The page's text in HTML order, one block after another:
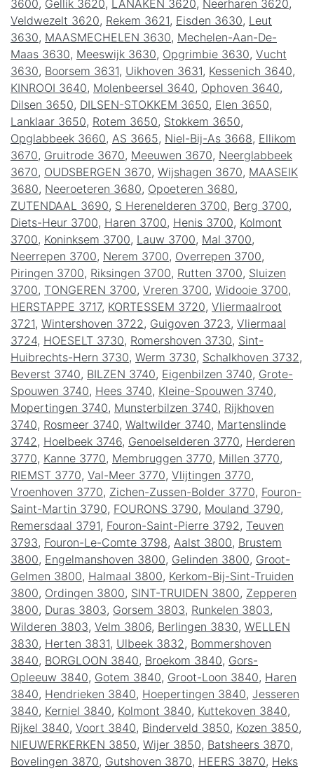
3600, Gellik 3620, LANAKEN 3620, Neerharen 3620,
Veldwezelt 3620, Rekem 3621, Eisden 3630, Leut
3630, MAASMECHELEN 3630, Mechelen-Aan-De-
Maas 3630, Meeswijk 3630, Opgrimbie 3630, Vucht
3630, Boorsem 3631, Uikhoven 3631, Kessenich 3640,
KINROOI 3640, Molenbeersel 3640, Ophoven 3640,
Dilsen 3650, DILSEN-STOKKEM 3650, Elen 3650,
Lanklaar 3650, Rotem 3650, Stokkem 3650,
Opglabbeek 3660, AS 3665, Niel-Bij-As 3668, Ellikom
3670, Gruitrode 3670, Meeuwen 3670, Neerglabbeek
3670, OUDSBERGEN 3670, Wijshagen 3670, MAASEIK
3680, Neeroeteren 3680, Opoeteren 3680,
ZUTENDAAL 3690, S Herenelderen 3700, Berg 3700,
Diets-Heur 3700, Haren 3700, Henis 3700, Kolmont
3700, Koninksem 3700, Lauw 3700, Mal 3700,
Neerrepen 3700, Nerem 3700, Overrepen 3700,
Piringen 3700, Riksingen 3700, Rutten 3700, Sluizen
3700, TONGEREN 3700, Vreren 3700, Widooie 3700,
HERSTAPPE 3717, KORTESSEM 3720, Vliermaalroot
3721, Wintershoven 3722 , Guigoven 3723, Vliermaal
3724, HOESELT 3730, Romershoven 3730, Sint-
Huibrechts-Hern 3730, Werm 3730, Schalkhoven 3732 ,
Beverst 3740, BILZEN 3740, Eigenbilzen 3740, Grote-
Spouwen 3740, Hees 3740, Kleine-Spouwen 3740,
Mopertingen 3740, Munsterbilzen 3740, Rijkhoven
3740, Rosmeer 3740, Waltwilder 3740, Martenslinde
3742 , Hoelbeek 3746, Genoelselderen 3770, Herderen
3770, Kanne 3770, Membruggen 3770, Millen 3770,
RIEMST 3770, Val-Meer 3770, Vlijtingen 3770,
Vroenhoven 3770, Zichen-Zussen-Bolder 3770, Fouron-
Saint-Martin 3790, FOURONS 3790, Mouland 3790,
Remersdaal 3791, Fouron-Saint-Pierre 3792 , Teuven
3793, Fouron-Le-Comte 3798, Aalst 3800, Brustem
3800, Engelmanshoven 3800, Gelinden 3800, Groot-
Gelmen 3800, Halmaal 3800, Kerkom-Bij-Sint-Truiden
3800, Ordingen 3800, SINT-TRUIDEN 3800, Zepperen
3800, Duras 3803, Gorsem 3803, Runkelen 3803,
Wilderen 3803, Velm 3806, Berlingen 3830, WELLEN
3830, Herten 3831, Ulbeek 3832 , Bommershoven
3840, BORGLOON 3840, Broekom 3840, Gors-
Opleeuw 3840, Gotem 3840, Groot-Loon 3840, Haren
3840, Hendrieken 3840, Hoepertingen 3840, Jesseren
3840, Kerniel 3840, Kolmont 3840, Kuttekoven 3840,
Rijkel 3840, Voort 3840, Binderveld 3850, Kozen 3850,
NIEUWERKERKEN 3850, Wijer 3850, Batsheers 3870,
Bovelingen 3870, Gutshoven 3870, HEERS 3870, Heks